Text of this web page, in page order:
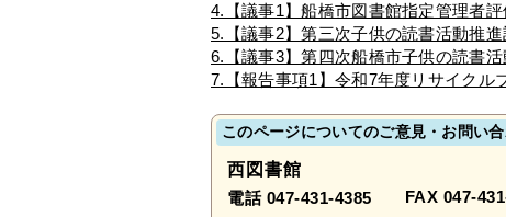
4.【議事1】船橋市図書館指定管理者
5.【議事2】第三次子供の読書活動推
6.【議事3】第四次船橋市子供の読書
7.【報告事項1】令和7年度リサイクル
このページについてのご意見・お問い
西図書館
電話 047-431-4385 FAX 047-